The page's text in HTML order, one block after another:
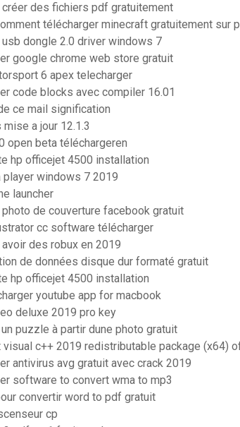
créer des fichiers pdf gratuitement
télécharger minecraft gratuitement sur
dongle 2.0 driver windows 7
google chrome web store gratuit
6 apex telecharger
code blocks avec compiler 16.01
ce mail signification
a jour 12.1.3
open beta téléchargeren
hp officejet 4500 installation
player windows 7 2019
launcher
photo de couverture facebook gratuit
cc software télécharger
des robux en 2019
de données disque dur formaté gratuit
hp officejet 4500 installation
youtube app for macbook
deluxe 2019 pro key
puzzle à partir dune photo gratuit
c++ 2019 redistributable package (x64)
antivirus avg gratuit avec crack 2019
software to convert wma to mp3
convertir word to pdf gratuit
cp